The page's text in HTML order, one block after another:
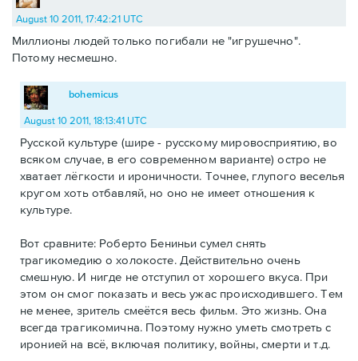
August 10 2011, 17:42:21 UTC
Миллионы людей только погибали не "игрушечно".
Потому несмешно.
bohemicus
August 10 2011, 18:13:41 UTC
Русской культуре (шире - русскому мировосприятию, во
всяком случае, в его современном варианте) остро не
хватает лёгкости и ироничности. Точнее, глупого веселья
кругом хоть отбавляй, но оно не имеет отношения к
культуре.
Вот сравните: Роберто Бениньи сумел снять
трагикомедию о холокосте. Действительно очень
смешную. И нигде не отступил от хорошего вкуса. При
этом он смог показать и весь ужас происходившего. Тем
не менее, зритель смеётся весь фильм. Это жизнь. Она
всегда трагикомична. Поэтому нужно уметь смотреть с
иронией на всё, включая политику, войны, смерти и т.д.